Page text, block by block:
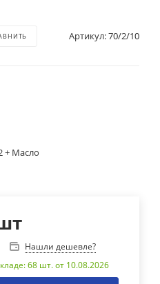
Артикул:70/2/10
+ Масло
Нашли дешевле?
68 шт. от 10.08.2026